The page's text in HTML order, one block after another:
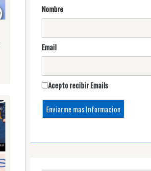
Nombre
Email
Acepto recibir Emails